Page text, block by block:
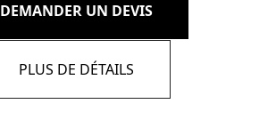
DEMANDER UN DEVIS
PLUS DE DÉTAILS